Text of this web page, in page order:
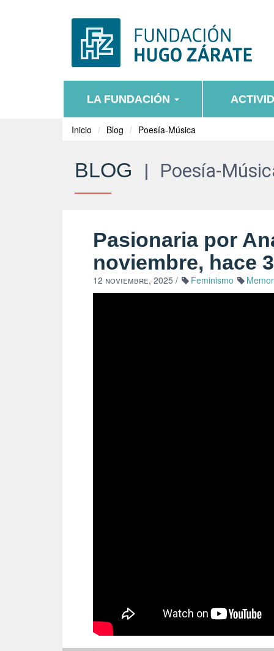
LA FUNDACIÓN
Inicio Blog Poesía-Música
BLOG | Poesía-
Pasionaria por
noviembre, hace
12 noviembre, 2025 / Feminismo